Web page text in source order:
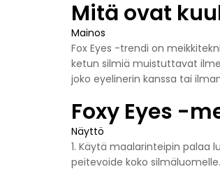
Mitä ovat
Mainos
Fox Eyes -trendi on
ketun silmiä muistuttavat
joko eyelinerin kanssa tai
Foxy Eyes -
Näyttö
1. Käytä maalarinteipin palaa
peitevoide koko